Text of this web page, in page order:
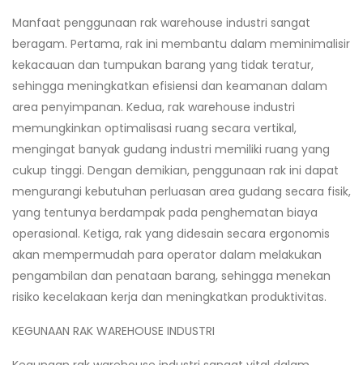
Manfaat penggunaan rak warehouse industri sangat
beragam. Pertama, rak ini membantu dalam meminimalisir
kekacauan dan tumpukan barang yang tidak teratur,
sehingga meningkatkan efisiensi dan keamanan dalam
area penyimpanan. Kedua, rak warehouse industri
memungkinkan optimalisasi ruang secara vertikal,
mengingat banyak gudang industri memiliki ruang yang
cukup tinggi. Dengan demikian, penggunaan rak ini dapat
mengurangi kebutuhan perluasan area gudang secara fisik,
yang tentunya berdampak pada penghematan biaya
operasional. Ketiga, rak yang didesain secara ergonomis
akan mempermudah para operator dalam melakukan
pengambilan dan penataan barang, sehingga menekan
risiko kecelakaan kerja dan meningkatkan produktivitas.
KEGUNAAN RAK WAREHOUSE INDUSTRI